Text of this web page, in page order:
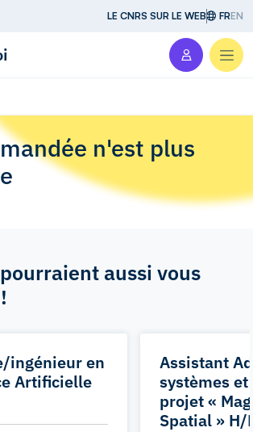
LE CNRS SUR LE WEB FREN
n'est plus
aussi vous
ingénieur en
Artificielle
Assistant
systèmes
projet «
Spatial » H/